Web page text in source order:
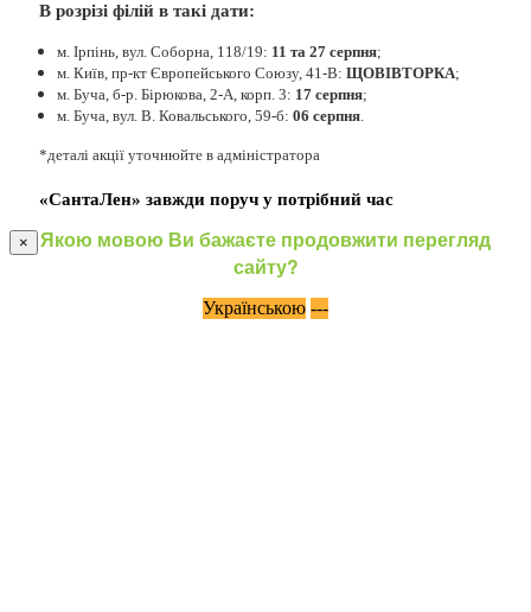
В розрізі філій в такі дати:
м. Ірпінь, вул. Соборна, 118/19: 11 та 27 серпня;
м. Київ, пр-кт Європейського Союзу, 41-В: ЩОВІВТОРКА;
м. Буча, б-р. Бірюкова, 2-А, корп. 3: 17 серпня;
м. Буча, вул. В. Ковальського, 59-б: 06 серпня.
*деталі акції уточнюйте в адміністратора
«СантаЛен» завжди поруч у потрібний час
×
Якою мовою Ви бажаєте продовжити перегляд
сайту?
Українською ---